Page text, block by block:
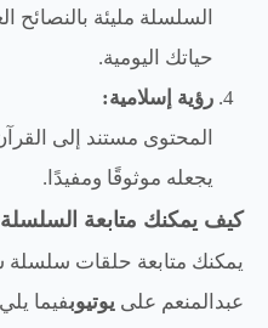
السلسلة مليئة بالنصائح
حياتك اليومية.
رؤية إسلامية:
المحتوى مستند إلى
يجعله موثوقًا ومفيدًا.
كيف يمكنك متابعة
يمكنك متابعة حلقات
عبدالمنعم على يوتيوبفيما